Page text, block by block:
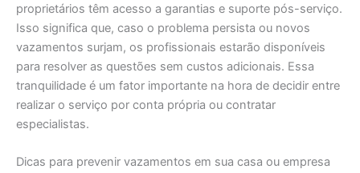
proprietários têm acesso a garantias e suporte pós-serviço.
Isso significa que, caso o problema persista ou novos
vazamentos surjam, os profissionais estarão disponíveis
para resolver as questões sem custos adicionais. Essa
tranquilidade é um fator importante na hora de decidir entre
realizar o serviço por conta própria ou contratar
especialistas.
Dicas para prevenir vazamentos em sua casa ou empresa